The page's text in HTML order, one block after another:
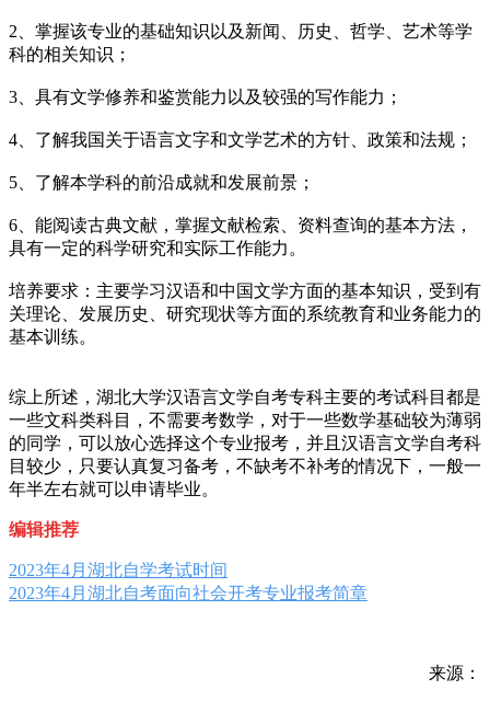
2、掌握该专业的基础知识以及新闻、历史、哲学、艺术等学
科的相关知识；
3、具有文学修养和鉴赏能力以及较强的写作能力；
4、了解我国关于语言文字和文学艺术的方针、政策和法规；
5、了解本学科的前沿成就和发展前景；
6、能阅读古典文献，掌握文献检索、资料查询的基本方法，
具有一定的科学研究和实际工作能力。
培养要求：主要学习汉语和中国文学方面的基本知识，受到有
关理论、发展历史、研究现状等方面的系统教育和业务能力的
基本训练。
综上所述，湖北大学汉语言文学自考专科主要的考试科目都是
一些文科类科目，不需要考数学，对于一些数学基础较为薄弱
的同学，可以放心选择这个专业报考，并且汉语言文学自考科
目较少，只要认真复习备考，不缺考不补考的情况下，一般一
年半左右就可以申请毕业。
编辑推荐
2023年4月湖北自学考试时间
2023年4月湖北自考面向社会开考专业报考简章
来源：